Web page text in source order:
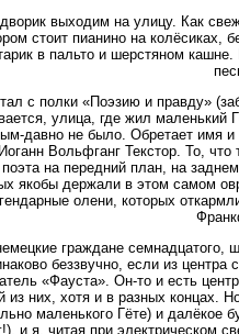
выходим на улицу. Как
стоит пианино на колёсиках,
в пальто и шерстяном
с полки «Поэзию и правду»
улица, где жил маленький
давно не было. Обретает
Вольфганг Текстор. То,
на передний план, на
якобы держали в этом самом
олени, которых
граждане
беззвучно, если из
«Фауста». Он-то и есть
них, хотя и в разных концах.
маленького Гёте) и далёкое
и я, читая при